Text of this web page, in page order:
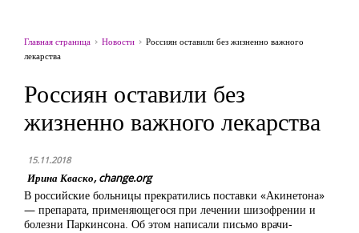
Главная страница Новости
Россиян оставили без жизненно важного
лекарства
Россиян оставили без
жизненно важного лекарства
15.11.2018
Ирина Кваско, change.org
В российские больницы прекратились поставки «Акинетона»
— препарата, применяющегося при лечении шизофрении и
болезни Паркинсона. Об этом написали письмо врачи-